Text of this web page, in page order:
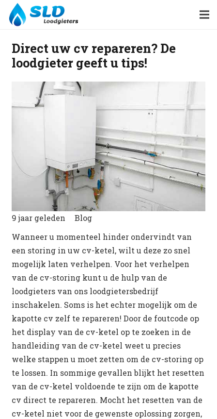
Direct uw cv repareren? De
loodgieter geeft u tips!
9 jaar geleden
Blog
Wanneer u momenteel hinder ondervindt van
een storing in uw cv-ketel, wilt u deze zo snel
mogelijk laten verhelpen. Voor het verhelpen
van de cv-storing kunt u de hulp van de
loodgieters van ons loodgietersbedrijf
inschakelen. Soms is het echter mogelijk om de
kapotte cv zelf te repareren! Door de foutcode op
het display van de cv-ketel op te zoeken in de
handleiding van de cv-ketel weet u precies
welke stappen u moet zetten om de cv-storing op
te lossen. In sommige gevallen blijkt het resetten
van de cv-ketel voldoende te zijn om de kapotte
cv direct te repareren. Mocht het resetten van de
cv-ketel niet voor de gewenste oplossing zorgen,